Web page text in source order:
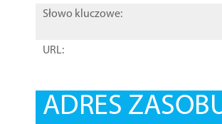
Słowo kluczowe:
URL:
ADRES